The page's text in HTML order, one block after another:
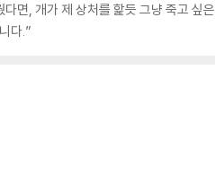
면, 개가 제 상처를 핥듯 그냥 죽고 싶은
다.”